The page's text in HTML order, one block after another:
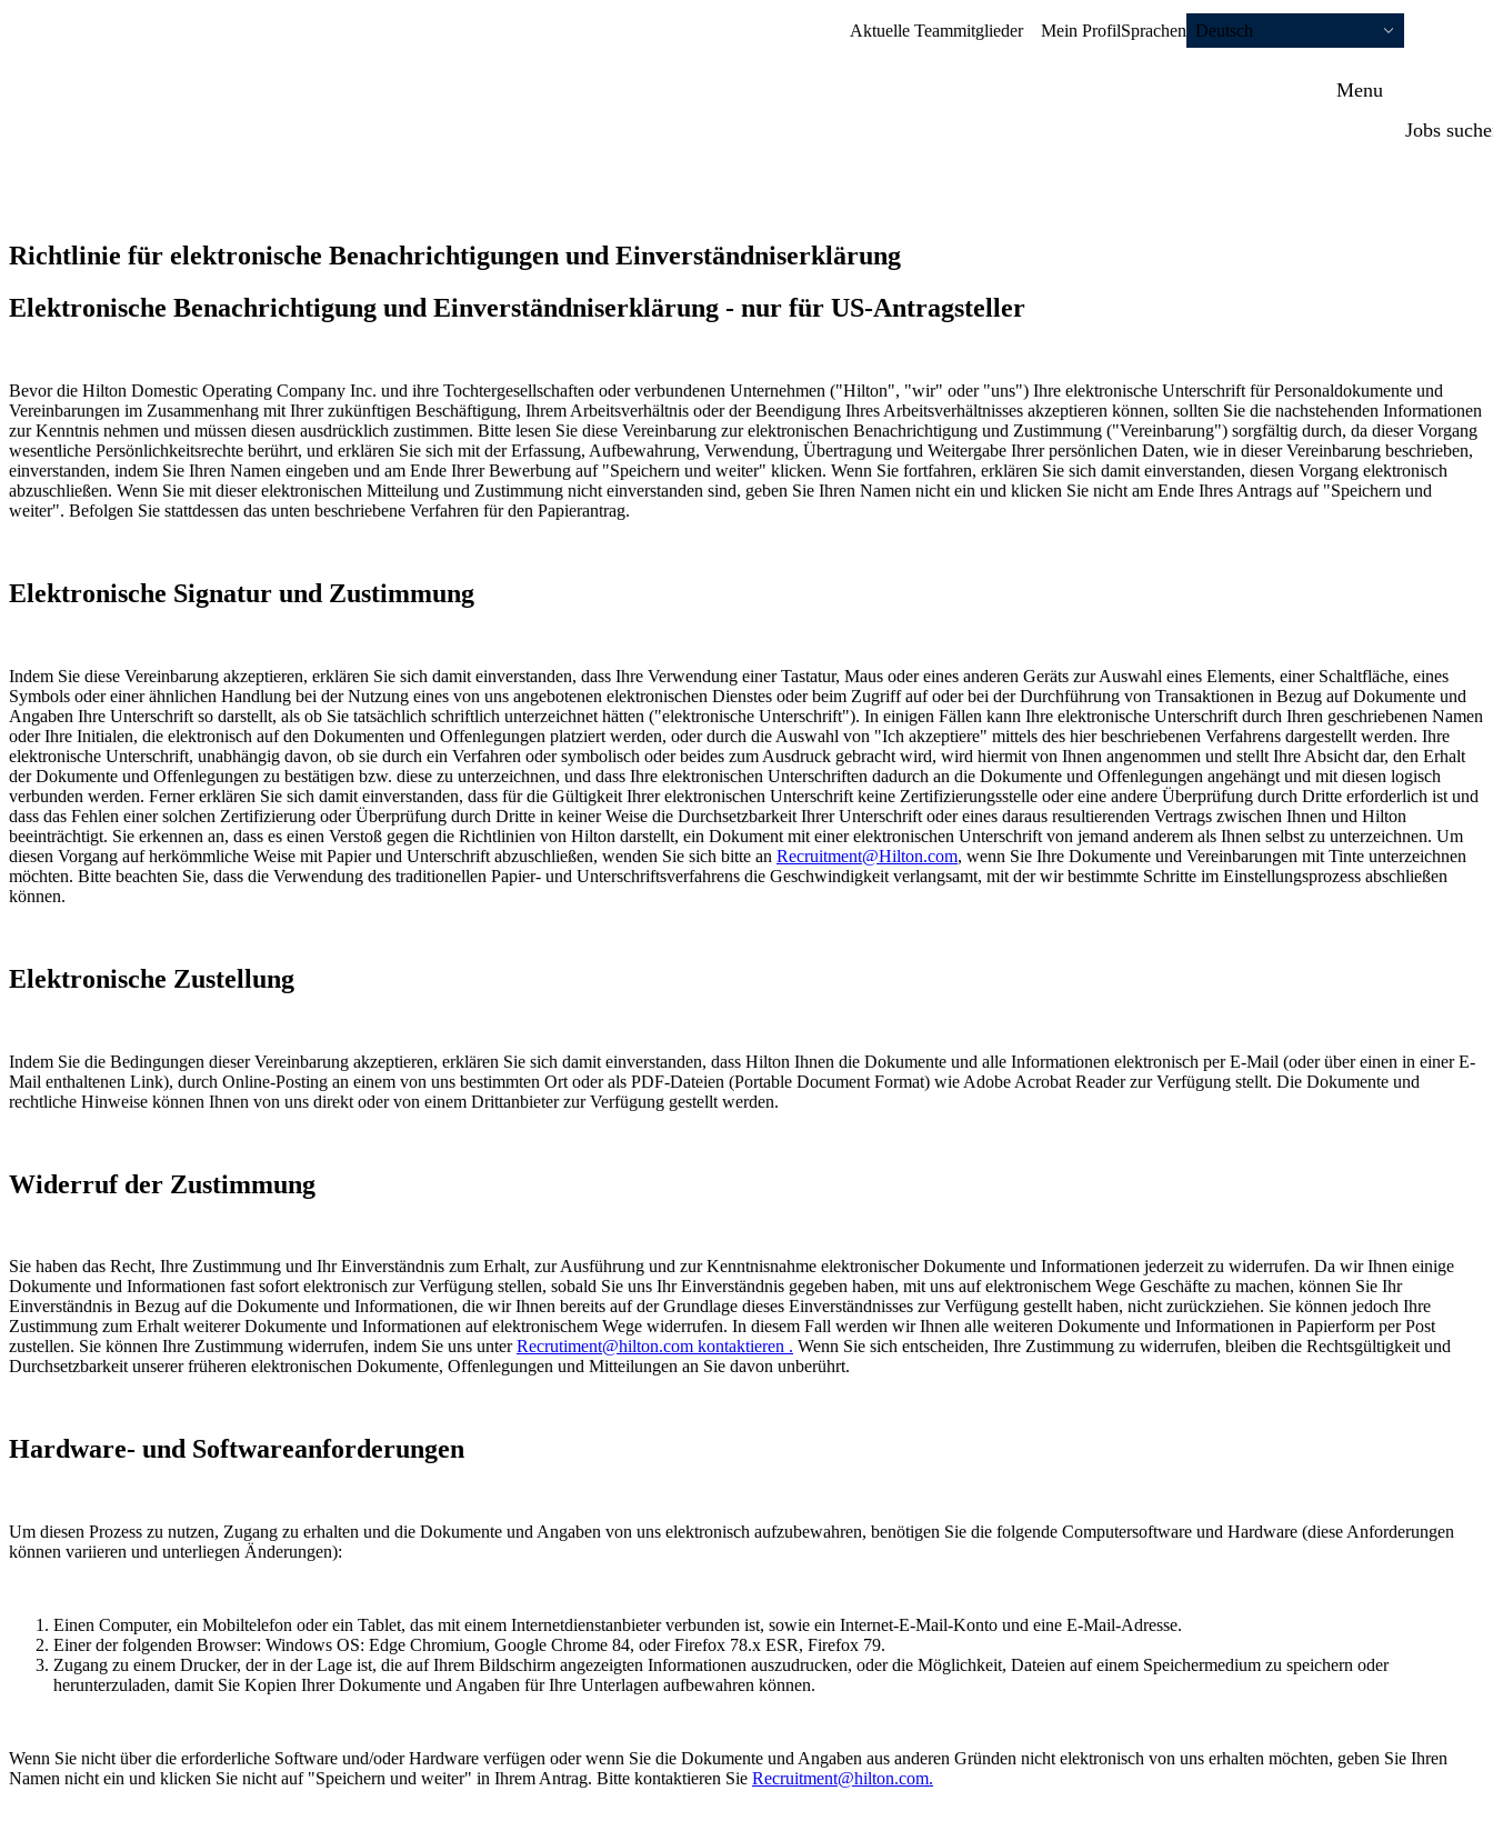
Aktuelle Teammitglieder Mein ProfilSprachen Deutsch
Menu
Jobs
Richtlinie für elektronische Benachrichtigungen und Einverständniserklärung
Elektronische Benachrichtigung und Einverständniserklärung - nur für US-Antragsteller
Bevor die Hilton Domestic Operating Company Inc. und ihre Tochtergesellschaften oder verbundenen Unternehmen ("Hilton", "wir" oder "uns") Ihre elektronische Unterschrift für Personaldokumente und
Vereinbarungen im Zusammenhang mit Ihrer zukünftigen Beschäftigung, Ihrem Arbeitsverhältnis oder der Beendigung Ihres Arbeitsverhältnisses akzeptieren können, sollten Sie die nachstehenden Informationen
zur Kenntnis nehmen und müssen diesen ausdrücklich zustimmen. Bitte lesen Sie diese Vereinbarung zur elektronischen Benachrichtigung und Zustimmung ("Vereinbarung") sorgfältig durch, da dieser Vorgang
wesentliche Persönlichkeitsrechte berührt, und erklären Sie sich mit der Erfassung, Aufbewahrung, Verwendung, Übertragung und Weitergabe Ihrer persönlichen Daten, wie in dieser Vereinbarung beschrieben,
einverstanden, indem Sie Ihren Namen eingeben und am Ende Ihrer Bewerbung auf "Speichern und weiter" klicken. Wenn Sie fortfahren, erklären Sie sich damit einverstanden, diesen Vorgang elektronisch
abzuschließen. Wenn Sie mit dieser elektronischen Mitteilung und Zustimmung nicht einverstanden sind, geben Sie Ihren Namen nicht ein und klicken Sie nicht am Ende Ihres Antrags auf "Speichern und
weiter". Befolgen Sie stattdessen das unten beschriebene Verfahren für den Papierantrag.
Elektronische Signatur und Zustimmung
Indem Sie diese Vereinbarung akzeptieren, erklären Sie sich damit einverstanden, dass Ihre Verwendung einer Tastatur, Maus oder eines anderen Geräts zur Auswahl eines Elements, einer Schaltfläche, eines
Symbols oder einer ähnlichen Handlung bei der Nutzung eines von uns angebotenen elektronischen Dienstes oder beim Zugriff auf oder bei der Durchführung von Transaktionen in Bezug auf Dokumente und
Angaben Ihre Unterschrift so darstellt, als ob Sie tatsächlich schriftlich unterzeichnet hätten ("elektronische Unterschrift"). In einigen Fällen kann Ihre elektronische Unterschrift durch Ihren geschriebenen Namen
oder Ihre Initialen, die elektronisch auf den Dokumenten und Offenlegungen platziert werden, oder durch die Auswahl von "Ich akzeptiere" mittels des hier beschriebenen Verfahrens dargestellt werden. Ihre
elektronische Unterschrift, unabhängig davon, ob sie durch ein Verfahren oder symbolisch oder beides zum Ausdruck gebracht wird, wird hiermit von Ihnen angenommen und stellt Ihre Absicht dar, den Erhalt
der Dokumente und Offenlegungen zu bestätigen bzw. diese zu unterzeichnen, und dass Ihre elektronischen Unterschriften dadurch an die Dokumente und Offenlegungen angehängt und mit diesen logisch
verbunden werden. Ferner erklären Sie sich damit einverstanden, dass für die Gültigkeit Ihrer elektronischen Unterschrift keine Zertifizierungsstelle oder eine andere Überprüfung durch Dritte erforderlich ist und
dass das Fehlen einer solchen Zertifizierung oder Überprüfung durch Dritte in keiner Weise die Durchsetzbarkeit Ihrer Unterschrift oder eines daraus resultierenden Vertrags zwischen Ihnen und Hilton
beeinträchtigt. Sie erkennen an, dass es einen Verstoß gegen die Richtlinien von Hilton darstellt, ein Dokument mit einer elektronischen Unterschrift von jemand anderem als Ihnen selbst zu unterzeichnen. Um
diesen Vorgang auf herkömmliche Weise mit Papier und Unterschrift abzuschließen, wenden Sie sich bitte an Recruitment@Hilton.com, wenn Sie Ihre Dokumente und Vereinbarungen mit Tinte unterzeichnen
möchten. Bitte beachten Sie, dass die Verwendung des traditionellen Papier- und Unterschriftsverfahrens die Geschwindigkeit verlangsamt, mit der wir bestimmte Schritte im Einstellungsprozess abschließen
können.
Elektronische Zustellung
Indem Sie die Bedingungen dieser Vereinbarung akzeptieren, erklären Sie sich damit einverstanden, dass Hilton Ihnen die Dokumente und alle Informationen elektronisch per E-Mail (oder über einen in einer E-
Mail enthaltenen Link), durch Online-Posting an einem von uns bestimmten Ort oder als PDF-Dateien (Portable Document Format) wie Adobe Acrobat Reader zur Verfügung stellt. Die Dokumente und
rechtliche Hinweise können Ihnen von uns direkt oder von einem Drittanbieter zur Verfügung gestellt werden.
Widerruf der Zustimmung
Sie haben das Recht, Ihre Zustimmung und Ihr Einverständnis zum Erhalt, zur Ausführung und zur Kenntnisnahme elektronischer Dokumente und Informationen jederzeit zu widerrufen. Da wir Ihnen einige
Dokumente und Informationen fast sofort elektronisch zur Verfügung stellen, sobald Sie uns Ihr Einverständnis gegeben haben, mit uns auf elektronischem Wege Geschäfte zu machen, können Sie Ihr
Einverständnis in Bezug auf die Dokumente und Informationen, die wir Ihnen bereits auf der Grundlage dieses Einverständnisses zur Verfügung gestellt haben, nicht zurückziehen. Sie können jedoch Ihre
Zustimmung zum Erhalt weiterer Dokumente und Informationen auf elektronischem Wege widerrufen. In diesem Fall werden wir Ihnen alle weiteren Dokumente und Informationen in Papierform per Post
zustellen. Sie können Ihre Zustimmung widerrufen, indem Sie uns unterRecrutiment@hilton.com kontaktieren . Wenn Sie sich entscheiden, Ihre Zustimmung zu widerrufen, bleiben die Rechtsgültigkeit und
Durchsetzbarkeit unserer früheren elektronischen Dokumente, Offenlegungen und Mitteilungen an Sie davon unberührt.
Hardware- und Softwareanforderungen
Um diesen Prozess zu nutzen, Zugang zu erhalten und die Dokumente und Angaben von uns elektronisch aufzubewahren, benötigen Sie die folgende Computersoftware und Hardware (diese Anforderungen
können variieren und unterliegen Änderungen):
Einen Computer, ein Mobiltelefon oder ein Tablet, das mit einem Internetdienstanbieter verbunden ist, sowie ein Internet-E-Mail-Konto und eine E-Mail-Adresse.
Einer der folgenden Browser: Windows OS: Edge Chromium, Google Chrome 84, oder Firefox 78.x ESR, Firefox 79.
Zugang zu einem Drucker, der in der Lage ist, die auf Ihrem Bildschirm angezeigten Informationen auszudrucken, oder die Möglichkeit, Dateien auf einem Speichermedium zu speichern oder
herunterzuladen, damit Sie Kopien Ihrer Dokumente und Angaben für Ihre Unterlagen aufbewahren können.
Wenn Sie nicht über die erforderliche Software und/oder Hardware verfügen oder wenn Sie die Dokumente und Angaben aus anderen Gründen nicht elektronisch von uns erhalten möchten, geben Sie Ihren
Namen nicht ein und klicken Sie nicht auf "Speichern und weiter" in Ihrem Antrag. Bitte kontaktieren Sie Recruitment@hilton.com.